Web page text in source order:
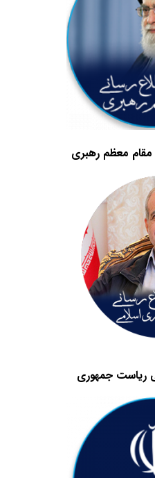
مقام معظم رهبری
ریاست جمهوری